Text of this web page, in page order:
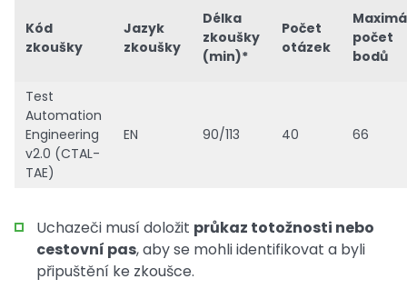
Kód
zkoušky
Jazyk
zkoušky
Délka
zkoušky
(min)*
Počet
otázek
počet
bodů
Test
Automation
Engineering
v2.0 (CTAL-
TAE)
EN 90/113 40 66
Uchazeči musí doložit průkaz totožnosti nebo
cestovní pas, aby se mohli identifikovat a byli
připuštění ke zkoušce.